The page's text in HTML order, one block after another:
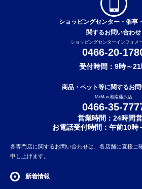
ショッピングセンター・催事
関するお問い合わせ
ショッピングセンターインフォメ
0466-20-
受付時間：9時～
商品・ペット等に関するお
MrMax湘南藤沢店
0466-35-
営業時間：24時間
お電話受付時間：午前10時
各専門店に関するお問い合わせは、各店舗に直接ご
申し上げます。
新着情報